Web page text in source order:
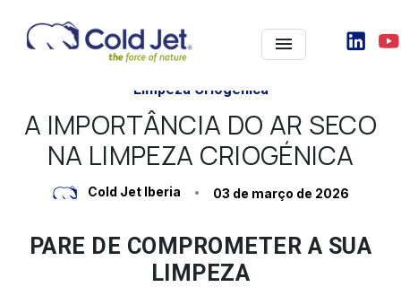
Limpeza Criogénica
A IMPORTÂNCIA DO AR SECO
NA LIMPEZA CRIOGÉNICA
Cold Jet Iberia 03 de março de 2026
PARE DE COMPROMETER A SUA
LIMPEZA